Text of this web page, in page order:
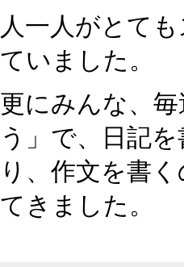
人一人がとて
ていました。
更にみんな、
う」で、日記
り、作文を書
てきました。